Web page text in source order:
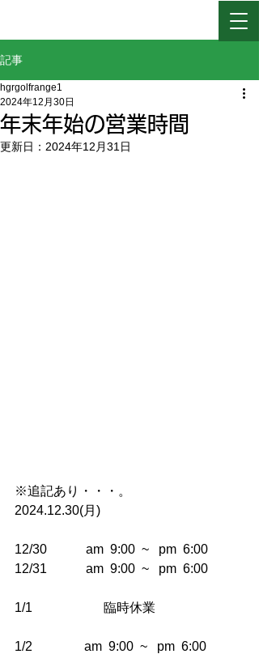
記事
年末年始の営業時間
hgrgolfrange1
2024年12月30日
更新日： 2024年12月31日
※追記あり・・・。
2024.12.30(月)
12/30　　　am  9:00  ~   pm  6:00
12/31　　　am  9:00  ~   pm  6:00
1/1  　　　　　臨時休業
1/2　　　　am  9:00  ~   pm  6:00